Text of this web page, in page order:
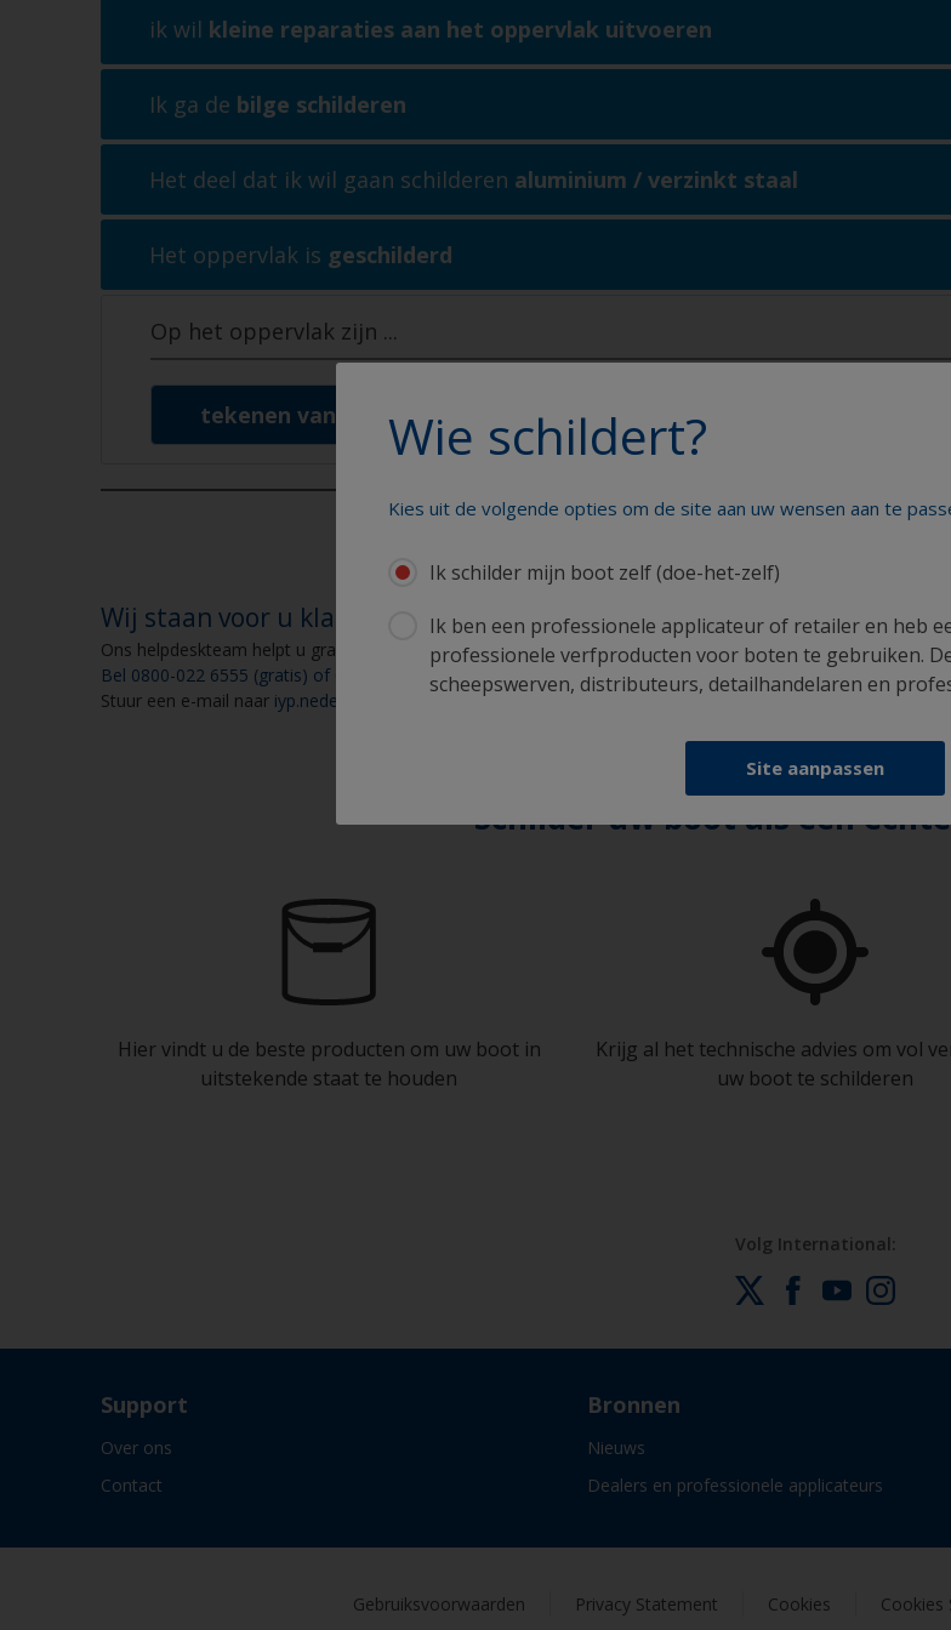
ik wil kleine reparaties aan het oppervlak uitvoeren
Ik ga de bilge schilderen
Het deel dat ik wil gaan schilderen aluminium / verzinkt staal
Het oppervlak is geschilderd
Op het oppervlak zijn ...
tekenen van blaasvorming / scheuren / onthechting / krassen
Wij staan voor u klaar
Ons helpdeskteam helpt u graag op weekdagen van 9.00 uur tot 17.00 uur
Bel 0800-022 6555 (gratis) of 0031-(0)71-3085300 (niet gratis)
Stuur een e-mail naar iyp.nederland@akzonobel.com
Wie schildert?
Kies uit de volgende opties om de site aan uw wensen aan te
Ik schilder mijn boot zelf (doe-het-zelf)
Ik ben een professionele applicateur of retailer en heb
professionele verfproducten voor boten te gebruiken.
scheepswerven, distributeurs, detailhandelaren en
Site aanpassen
Schilder uw boot als een
Hier vindt u de beste producten om uw boot in
uitstekende staat te houden
Krijg al het technische advies om vol
uw boot te schilderen
Volg International:
Support
Over ons
Contact
Bronnen
Nieuws
Dealers en professionele applicateurs
Gebruiksvoorwaarden Privacy Statement Cookies Cookies